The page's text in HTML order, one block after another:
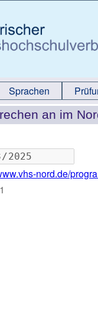
Sprachen
an im
nord.de/